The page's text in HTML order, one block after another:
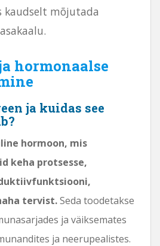
kaudselt mõjutada
hormonaalse
ja kuidas see
hormoon, mis
keha protsesse,
tervist.Seda toodetakse
ja väiksemates
ja neerupealistes.